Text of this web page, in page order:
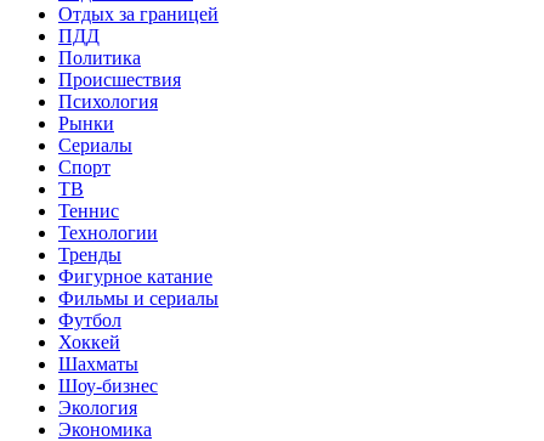
Отдых за границей
ПДД
Политика
Происшествия
Психология
Рынки
Сериалы
Спорт
ТВ
Теннис
Технологии
Тренды
Фигурное катание
Фильмы и сериалы
Футбол
Хоккей
Шахматы
Шоу-бизнес
Экология
Экономика